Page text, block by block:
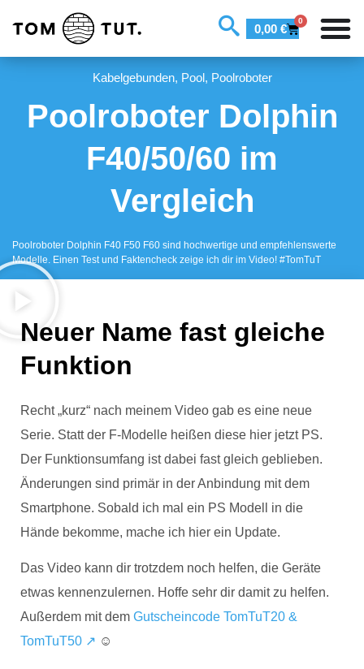
0,00 €
0
Kabelgebunden, Pool, Poolroboter
Poolroboter Dolphin
F40/50/60 im
Vergleich
Poolroboter Dolphin F40 F50 F60 sind hochwertige und empfehlenswerte
Modelle. Einen Test und Faktencheck zeige ich dir im Video! #TomTuT
Neuer Name fast gleiche
Funktion
Recht „kurz“ nach meinem Video gab es eine neue
Serie. Statt der F-Modelle heißen diese hier jetzt PS.
Der Funktionsumfang ist dabei fast gleich geblieben.
Änderungen sind primär in der Anbindung mit dem
Smartphone. Sobald ich mal ein PS Modell in die
Hände bekomme, mache ich hier ein Update.
Das Video kann dir trotzdem noch helfen, die Geräte
etwas kennenzulernen. Hoffe sehr dir damit zu helfen.
Außerdem mit dem Gutscheincode TomTuT20 &
TomTuT50 ↗ ☺️